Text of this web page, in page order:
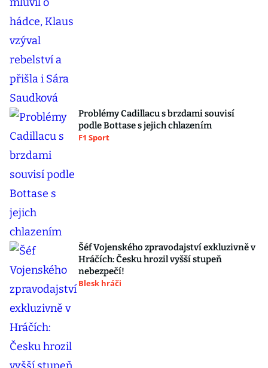
Problémy Cadillacu s brzdami souvisí
podle Bottase s jejich chlazením
F1 Sport
Šéf Vojenského zpravodajství exkluzivně v
Hráčích: Česku hrozil vyšší stupeň
nebezpečí!
Blesk hráči